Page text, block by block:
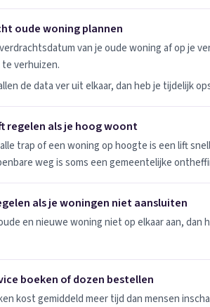
woning plannen afvinken
oude woning plannen
van je oude woning af op je
verhuizen.
de data ver uit elkaar, dan heb je tijdelijk
als je hoog woont afvinken
regelen als je hoog woont
trap of een woning op hoogte is een lift
weg is soms een gemeentelijke
als je woningen niet aansluiten afvinken
als je woningen niet aansluiten
en nieuwe woning niet op elkaar aan, dan
of dozen bestellen afvinken
boeken of dozen bestellen
kost gemiddeld meer tijd dan mensen